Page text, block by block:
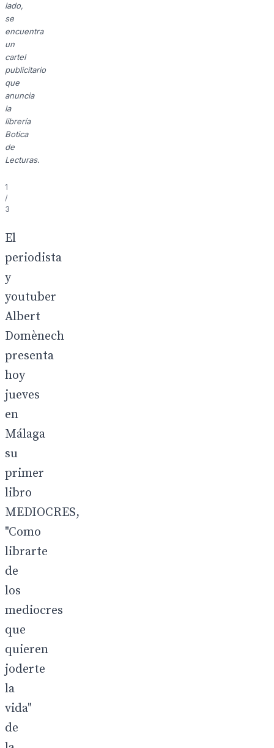
lado,
se
encuentra
un
cartel
publicitario
que
anuncia
la
librería
Botica
de
Lecturas.
1
/
3
El
periodista
y
youtuber
Albert
Domènech
presenta
hoy
jueves
en
Málaga
su
primer
libro
MEDIOCRES,
"Como
librarte
de
los
mediocres
que
quieren
joderte
la
vida"
de